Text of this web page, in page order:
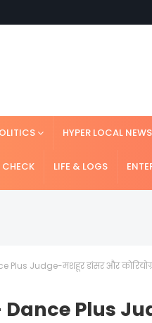
HYPER LOCAL NEWS
LIFE & LOGS
Plus Judge-मशहूर डांसर और
Plus